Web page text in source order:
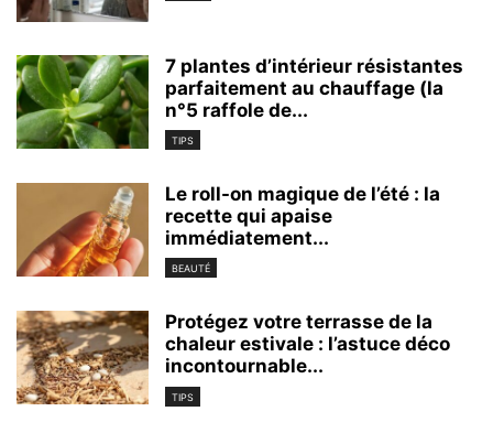
7 plantes d’intérieur résistantes
parfaitement au chauffage (la
n°5 raffole de...
TIPS
Le roll-on magique de l’été : la
recette qui apaise
immédiatement...
BEAUTÉ
Protégez votre terrasse de la
chaleur estivale : l’astuce déco
incontournable...
TIPS